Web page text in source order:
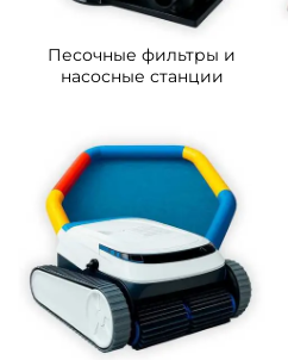
Песочные фильтры и
насосные станции